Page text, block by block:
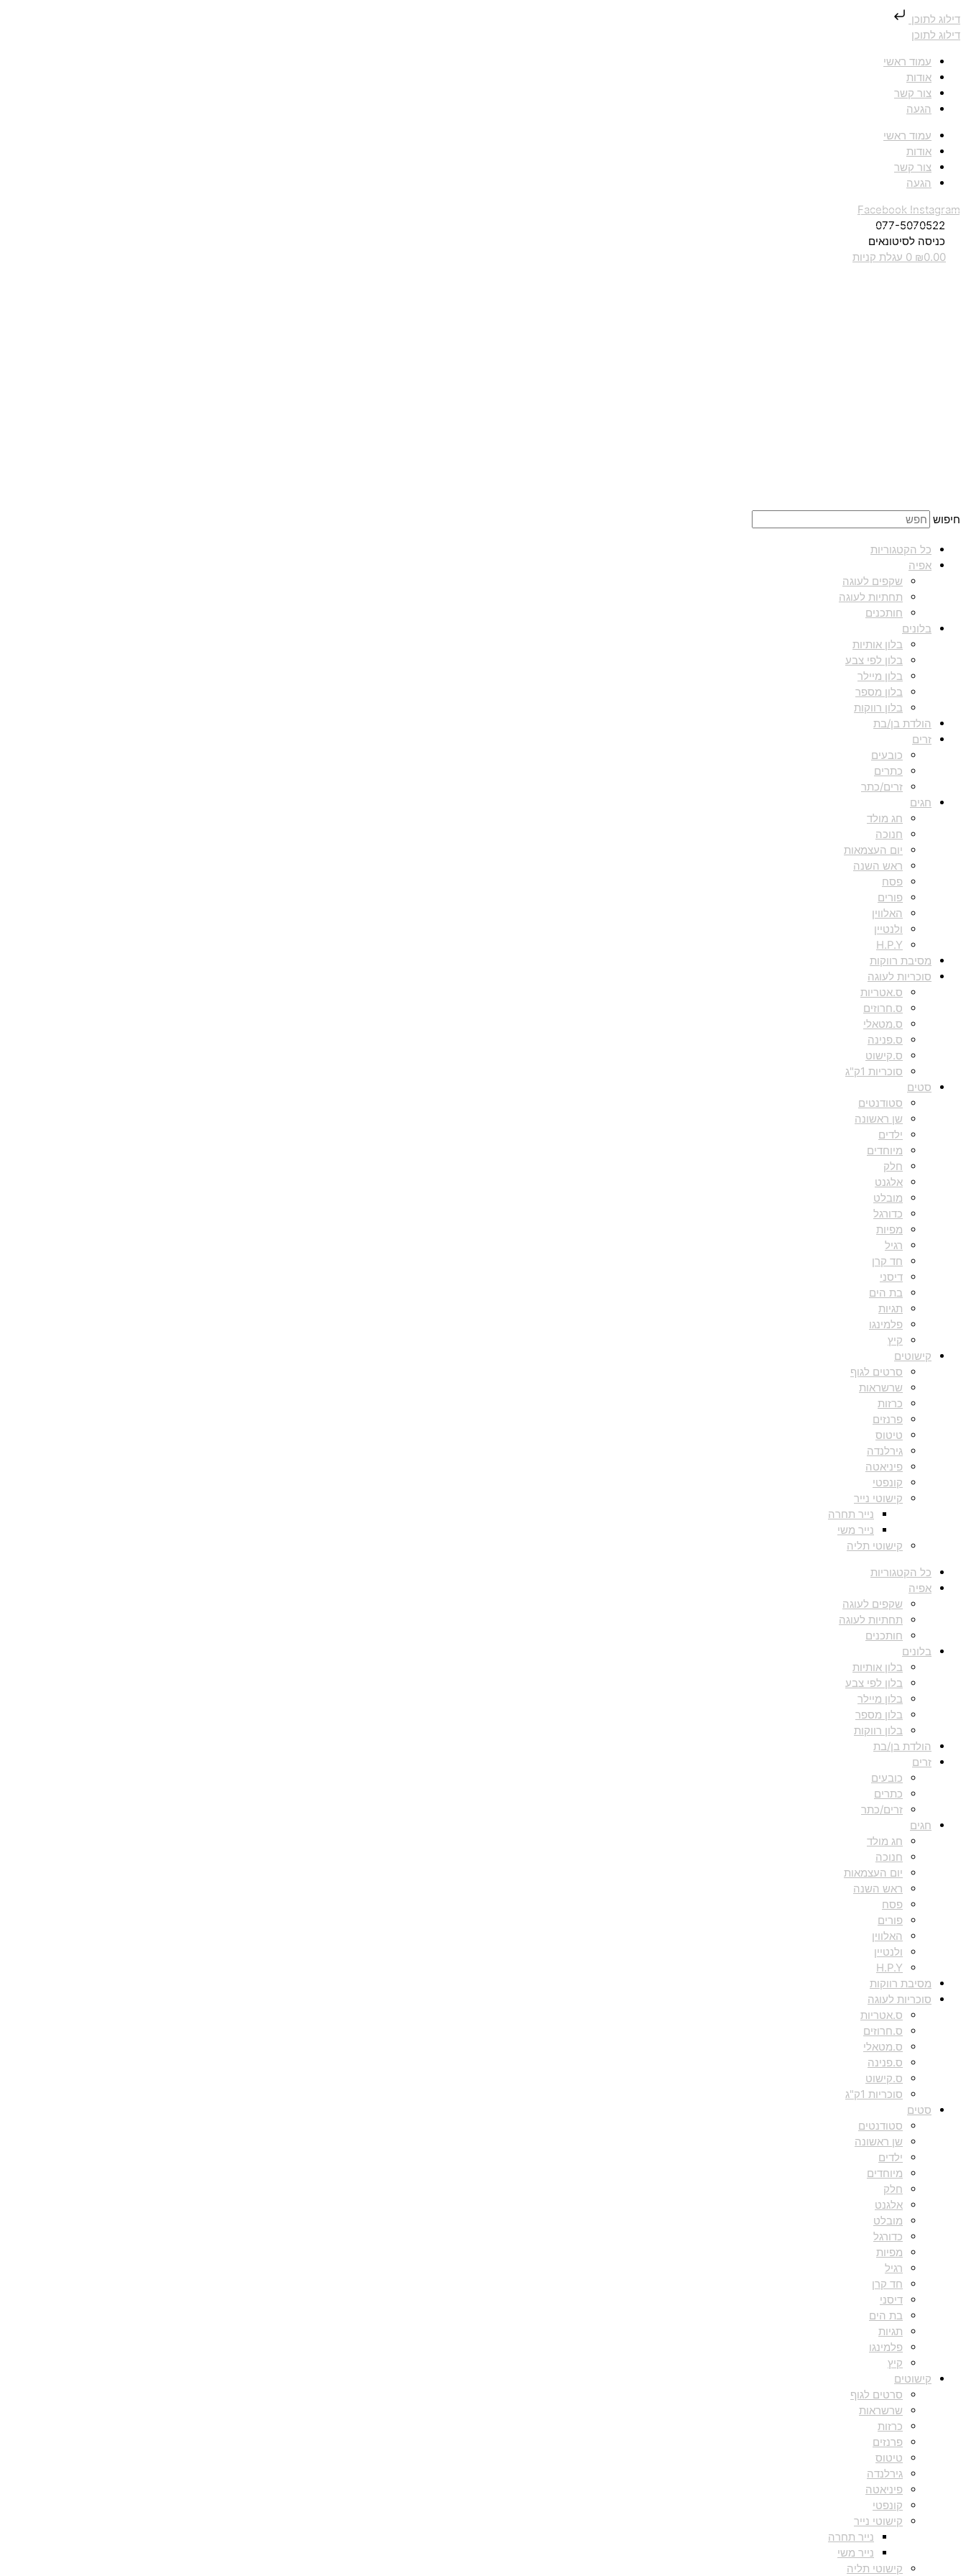
דילוג לתוכן
דילוג לתוכן
עמוד ראשי
אודות
צור קשר
הגעה
עמוד ראשי
אודות
צור קשר
הגעה
Facebook Instagram
077-5070522
כניסה לסיטונאים
₪0.00
0 עגלת קניות
חיפוש
כל הקטגוריות
אפיה
שקפים לעוגה
תחתיות לעוגה
חותכנים
בלונים
בלון אותיות
בלון לפי צבע
בלון מיילר
בלון מספר
בלון רווקות
הולדת בן/בת
זרים
כובעים
כתרים
זרים/כתר
חגים
חג מולד
חנוכה
יום העצמאות
ראש השנה
פסח
פורים
האלווין
ולנטיין
H.P.Y
מסיבת רווקות
סוכריות לעוגה
ס.אטריות
ס.חרוזים
ס.מטאלי
ס.פנינה
ס.קישוט
סוכריות 1ק"ג
סטים
סטודנטים
שן ראשונה
ילדים
מיוחדים
חלק
אלגנט
מובלט
כדורגל
מפיות
רגיל
חד קרן
דיסני
בת הים
תגיות
פלמינגו
קיץ
קישוטים
סרטים לגוף
שרשראות
כרזות
פרנזים
טיטוס
גירלנדה
פיניאטה
קונפטי
קישוטי נייר
נייר תחרה
נייר משי
קישוטי תליה
כל הקטגוריות
אפיה
שקפים לעוגה
תחתיות לעוגה
חותכנים
בלונים
בלון אותיות
בלון לפי צבע
בלון מיילר
בלון מספר
בלון רווקות
הולדת בן/בת
זרים
כובעים
כתרים
זרים/כתר
חגים
חג מולד
חנוכה
יום העצמאות
ראש השנה
פסח
פורים
האלווין
ולנטיין
H.P.Y
מסיבת רווקות
סוכריות לעוגה
ס.אטריות
ס.חרוזים
ס.מטאלי
ס.פנינה
ס.קישוט
סוכריות 1ק"ג
סטים
סטודנטים
שן ראשונה
ילדים
מיוחדים
חלק
אלגנט
מובלט
כדורגל
מפיות
רגיל
חד קרן
דיסני
בת הים
תגיות
פלמינגו
קיץ
קישוטים
סרטים לגוף
שרשראות
כרזות
פרנזים
טיטוס
גירלנדה
פיניאטה
קונפטי
קישוטי נייר
נייר תחרה
נייר משי
קישוטי תליה